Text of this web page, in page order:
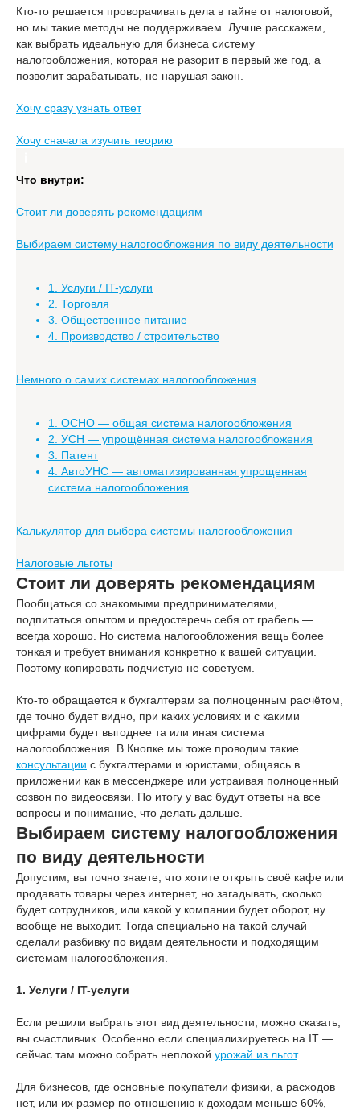
Кто-то решается проворачивать дела в тайне от налоговой,
но мы такие методы не поддерживаем. Лучше расскажем,
как выбрать идеальную для бизнеса систему
налогообложения, которая не разорит в первый же год, а
позволит зарабатывать, не нарушая закон.
Хочу сразу узнать ответ
Хочу сначала изучить теорию
Что внутри:
Стоит ли доверять рекомендациям
Выбираем систему налогообложения по виду деятельности
1. Услуги / IT-услуги
2. Торговля
3. Общественное питание
4. Производство / строительство
Немного о самих системах налогообложения
1. ОСНО — общая система налогообложения
2. УСН — упрощённая система налогообложения
3. Патент
4. АвтоУНС — автоматизированная упрощенная
система налогообложения
Калькулятор для выбора системы налогообложения
Налоговые льготы
Стоит ли доверять рекомендациям
Пообщаться со знакомыми предпринимателями,
подпитаться опытом и предостеречь себя от грабель —
всегда хорошо. Но система налогообложения вещь более
тонкая и требует внимания конкретно к вашей ситуации.
Поэтому копировать подчистую не советуем.
Кто-то обращается к бухгалтерам за полноценным расчётом,
где точно будет видно, при каких условиях и с какими
цифрами будет выгоднее та или иная система
налогообложения. В Кнопке мы тоже проводим такие
консультации с бухгалтерами и юристами, общаясь в
приложении как в мессенджере или устраивая полноценный
созвон по видеосвязи. По итогу у вас будут ответы на все
вопросы и понимание, что делать дальше.
Выбираем систему налогообложения
по виду деятельности
Допустим, вы точно знаете, что хотите открыть своё кафе или
продавать товары через интернет, но загадывать, сколько
будет сотрудников, или какой у компании будет оборот, ну
вообще не выходит. Тогда специально на такой случай
сделали разбивку по видам деятельности и подходящим
системам налогообложения.
1. Услуги / IT-услуги
Если решили выбрать этот вид деятельности, можно сказать,
вы счастливчик. Особенно если специализируетесь на IT —
сейчас там можно собрать неплохой урожай из льгот.
Для бизнесов, где основные покупатели физики, а расходов
нет, или их размер по отношению к доходам меньше 60%,